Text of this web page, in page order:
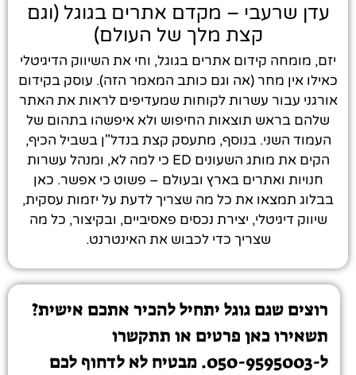
עדן שרעבי – מקדם אתרים בגוגל (וגם
קצת מלך של העולם)
יזם, מומחה קידום אתרים בגוגל, וחי את השיווק הדיגיטלי
כאילו אין מחר (אה וגם כותב המאמר הזה). עוסק בקידום
אורגני עבור עשרות לקוחות שמעדיפים לראות את האתר
שלהם בראש תוצאות החיפוש ולא איפשהו בתהום של
העמוד השני. בנוסף, מתעסק קצת בנדל"ן בשביל הכיף,
הקים את מותג השעונים ED כי למה לא, ומנהל עשרות
חנויות ואתרים בארץ ובעולם – פשוט כי אפשר. כאן
בבלוג תמצאו את כל מה שצריך לדעת על יזמות עסקית,
שיווק דיגיטלי, יצירת נכסים פאסיביים, ובקיצור, כל מה
שצריך כדי לכבוש את האינטרנט.
רוצים שגם גוגל יתחיל להכיר אתכם אישית?
תשאירו כאן פרטים או תתקשרו
ל-050-9595003. מבטיח לא לדחוף לכם